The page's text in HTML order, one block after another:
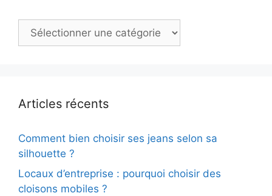
Catégories
Articles récents
Comment bien choisir ses jeans selon sa
silhouette ?
Locaux d’entreprise : pourquoi choisir des
cloisons mobiles ?